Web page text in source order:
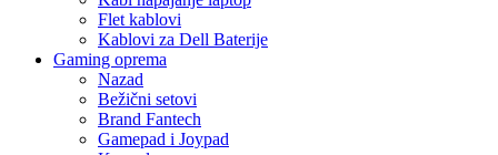
Flet kablovi
Kablovi za Dell Baterije
Gaming oprema
Nazad
Bežični setovi
Brand Fantech
Gamepad i Joypad